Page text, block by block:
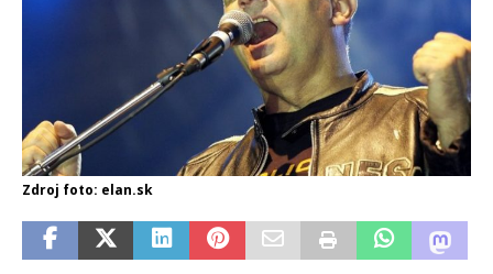
Zdroj foto: elan.sk